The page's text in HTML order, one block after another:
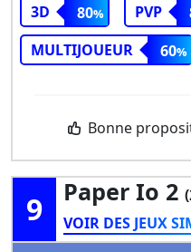
3D
80 PVP
MULTIJOUEUR
60
Bonne
9 Paper Io 2
VOIR DES JEUX